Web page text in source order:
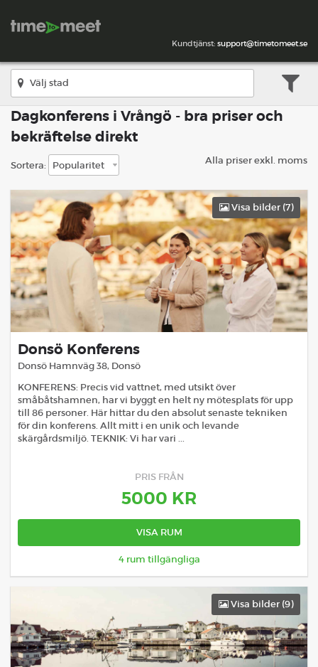
Kundtjänst: support@timetomeet.se
Dagkonferens i Vrångö - bra priser och
bekräftelse direkt
Sortera: Alla priser exkl. moms
Visa bilder (7)
Donsö Konferens
Donsö Hamnväg 38, Donsö
KONFERENS: Precis vid vattnet, med utsikt över
småbåtshamnen, har vi byggt en helt ny mötesplats för upp
till 86 personer. Här hittar du den absolut senaste tekniken
för din konferens. Allt mitt i en unik och levande
skärgårdsmiljö. TEKNIK: Vi har vari ...
PRIS FRÅN
5000 KR
VISA RUM
4 rum tillgängliga
Visa bilder (9)